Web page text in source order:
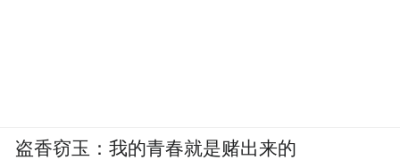
盗香窃玉：我的青春就是赌出来的